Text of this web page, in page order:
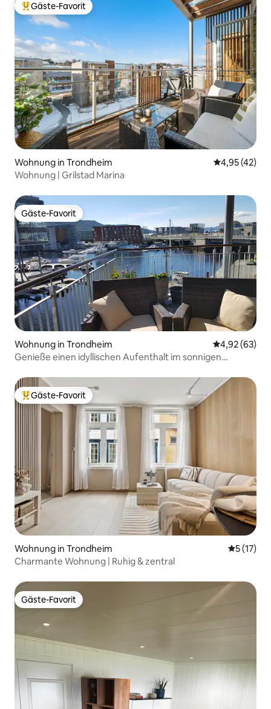
Beliebter Gäste-Favorit.
Gäste-Favorit
Wohnung in Trondheim
4,95 (42)
Wohnung | Grilstad Marina
Gäste-Favorit
Gäste-Favorit
Wohnung in Trondheim
4,92 (63)
Genieße einen idyllischen Aufenthalt im sonnigen
Beliebter Gäste-Favorit.
Gäste-Favorit
Wohnung in Trondheim
5 (17)
Charmante Wohnung | Ruhig & zentral
Gäste-Favorit
Gäste-Favorit